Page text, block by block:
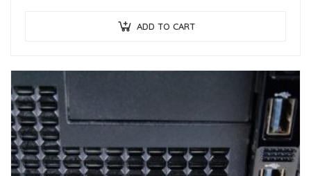
ADD TO CART